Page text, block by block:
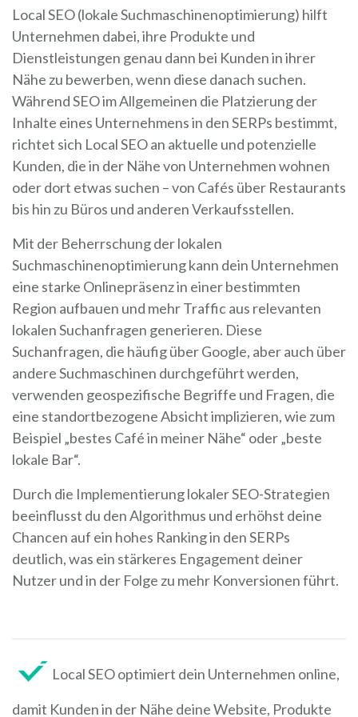
Local SEO (lokale Suchmaschinenoptimierung) hilft
Unternehmen dabei, ihre Produkte und
Dienstleistungen genau dann bei Kunden in ihrer
Nähe zu bewerben, wenn diese danach suchen.
Während SEO im Allgemeinen die Platzierung der
Inhalte eines Unternehmens in den SERPs bestimmt,
richtet sich Local SEO an aktuelle und potenzielle
Kunden, die in der Nähe von Unternehmen wohnen
oder dort etwas suchen – von Cafés über Restaurants
bis hin zu Büros und anderen Verkaufsstellen.
Mit der Beherrschung der lokalen
Suchmaschinenoptimierung kann dein Unternehmen
eine starke Onlinepräsenz in einer bestimmten
Region aufbauen und mehr Traffic aus relevanten
lokalen Suchanfragen generieren. Diese
Suchanfragen, die häufig über Google, aber auch über
andere Suchmaschinen durchgeführt werden,
verwenden geospezifische Begriffe und Fragen, die
eine standortbezogene Absicht implizieren, wie zum
Beispiel „bestes Café in meiner Nähe“ oder „beste
lokale Bar“.
Durch die Implementierung lokaler SEO-Strategien
beeinflusst du den Algorithmus und erhöhst deine
Chancen auf ein hohes Ranking in den SERPs
deutlich, was ein stärkeres Engagement deiner
Nutzer und in der Folge zu mehr Konversionen führt.
Local SEO optimiert dein Unternehmen online,
damit Kunden in der Nähe deine Website, Produkte